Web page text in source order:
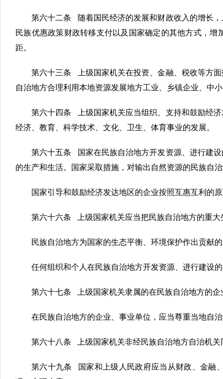
第六十二条 随着国民经济的发展和财政收入的增长
民族优惠政策财政转移支付以及国家确定的其他方式，
距。
第六十三条 上级国家机关在投资、金融、税收等方
自治地方合理利用本地资源发展地方工业、乡镇企业、中
第六十四条 上级国家机关应当组织、支持和鼓励经
经济、教育、科学技术、文化、卫生、体育事业的发展。
第六十五条 国家在民族自治地方开发资源、进行建
的生产和生活。国家采取措施，对输出自然资源的民族自
国家引导和鼓励经济发达地区的企业按照互惠互利的
第六十六条 上级国家机关应当把民族自治地方的重
民族自治地方为国家的生态平衡、环境保护作出贡献
任何组织和个人在民族自治地方开发资源、进行建设
第六十七条 上级国家机关隶属的在民族自治地方的
在民族自治地方的企业、事业单位，应当尊重当地自
第六十八条 上级国家机关非经民族自治地方自治机
第六十九条 国家和上级人民政府应当从财政、金融